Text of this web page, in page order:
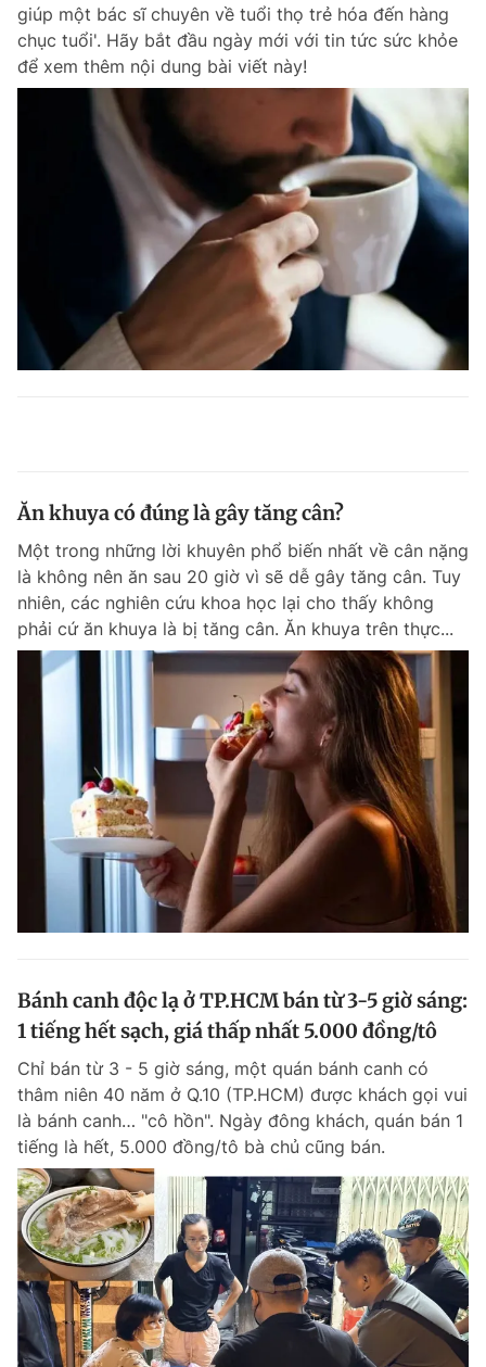
giúp một bác sĩ chuyên về tuổi thọ trẻ hóa đến hàng
chục tuổi'. Hãy bắt đầu ngày mới với tin tức sức khỏe
để xem thêm nội dung bài viết này!
Ăn khuya có đúng là gây tăng cân?
Một trong những lời khuyên phổ biến nhất về cân nặng
là không nên ăn sau 20 giờ vì sẽ dễ gây tăng cân. Tuy
nhiên, các nghiên cứu khoa học lại cho thấy không
phải cứ ăn khuya là bị tăng cân. Ăn khuya trên thực...
Bánh canh độc lạ ở TP.HCM bán từ 3-5 giờ sáng:
1 tiếng hết sạch, giá thấp nhất 5.000 đồng/tô
Chỉ bán từ 3 - 5 giờ sáng, một quán bánh canh có
thâm niên 40 năm ở Q.10 (TP.HCM) được khách gọi vui
là bánh canh… "cô hồn". Ngày đông khách, quán bán 1
tiếng là hết, 5.000 đồng/tô bà chủ cũng bán.